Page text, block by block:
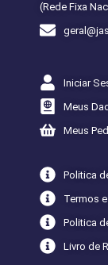
(Rede Fixa
Iniciar
Meus
Meus
Politica
Termos
Politica
Livro de